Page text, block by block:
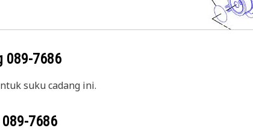
089-7686
suku cadang ini.
089-7686